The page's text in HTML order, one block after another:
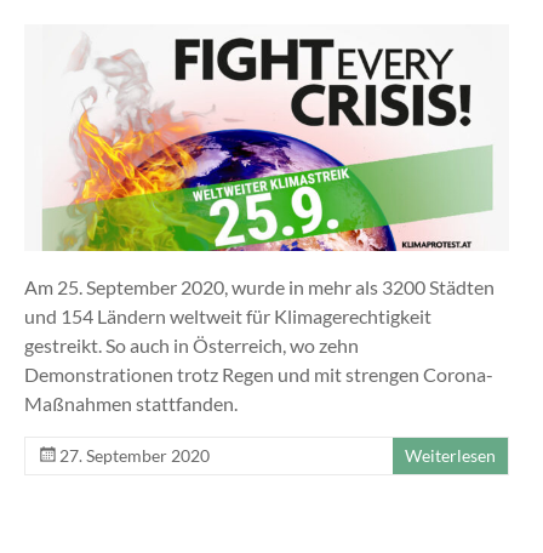
Am 25. September 2020, wurde in mehr als 3200 Städten
und 154 Ländern weltweit für Klimagerechtigkeit
gestreikt. So auch in Österreich, wo zehn
Demonstrationen trotz Regen und mit strengen Corona-
Maßnahmen stattfanden.
27. September 2020 Weiterlesen